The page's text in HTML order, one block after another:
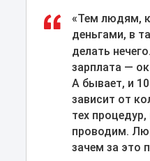
«Тем людям,
деньгами, в
делать нечего.
зарплата —
А бывает, и
зависит от
тех
проводим.
зачем за это